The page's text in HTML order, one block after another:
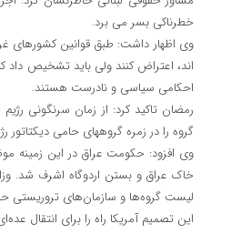
خطرناکی بسر می برد.
وی اظهار داشت: طبق قوانین کشورهای
اند، اعتراض کنند ولی باید تشخیص داد
احکامی سیاسی و نادرست هستند.
رمضان تاکید کرد: از زمان سرنگونی
گروه را در زمره گروههای حامی دیکتاتور
وی افزود: حکومت عراق در این زمینه
خاک عراق و بستن اردوگاه اشرف شد.
لیست گروه‌ها و سازمان‌های تروریستی
این تصمیم آمریکا راه را برای انتقال